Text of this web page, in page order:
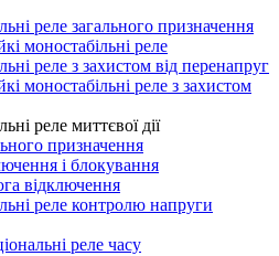
реле загального призначення
моностабільні реле
реле з захистом від перенапруг
моностабільні реле з захистом
реле миттєвої дії
призначення
і блокування
відключення
реле контролю напруги
реле часу